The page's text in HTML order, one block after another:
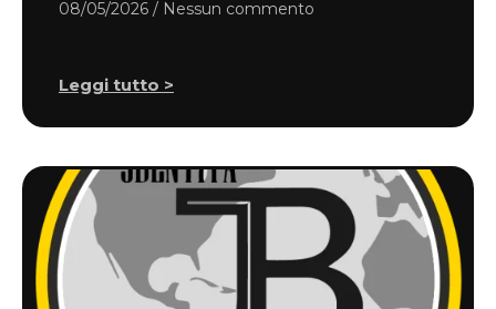
08/05/2026 Nessun commento
Leggi tutto >